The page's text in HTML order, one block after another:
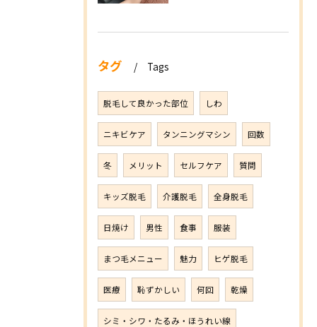
タグ Tags
脱毛して良かった部位 しわ
ニキビケア タンニングマシン 回数
冬 メリット セルフケア 質問
キッズ脱毛 介護脱毛 全身脱毛
日焼け 男性 食事 服装
まつ毛メニュー 魅力 ヒゲ脱毛
医療 恥ずかしい 何回 乾燥
シミ・シワ・たるみ・ほうれい線